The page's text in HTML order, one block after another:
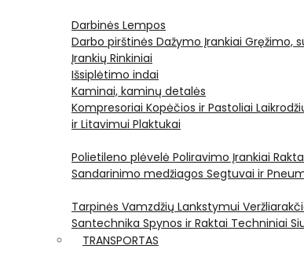
Darbinės Lempos
Darbo pirštinės Dažymo Įrankiai Gręžimo,
Įrankių Rinkiniai
Išsiplėtimo indai
Kaminai, kaminų detalės
Kompresoriai Kopėčios ir Pastoliai
ir Litavimui Plaktukai
Polietileno plėvelė Poliravimo Įrankiai
Sandarinimo medžiagos Segtuvai ir
Tarpinės Vamzdžių Lankstymui
Santechnika Spynos ir Raktai Techniniai
TRANSPORTAS